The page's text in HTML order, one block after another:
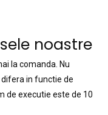
noastre
la comanda. Nu
in functie de
de executie este de 10